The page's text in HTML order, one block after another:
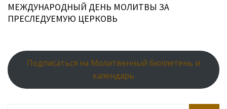
МЕЖДУНАРОДНЫЙ ДЕНЬ МОЛИТВЫ ЗА
ПРЕСЛЕДУЕМУЮ ЦЕРКОВЬ
Подписаться на Молитвенный бюллетень и
календарь